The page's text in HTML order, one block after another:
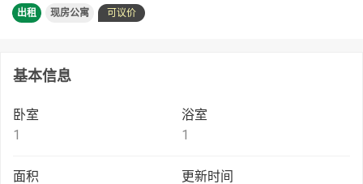
出租 现房公寓 可议价
基本信息
卧室
1
浴室
1
面积
更新时间